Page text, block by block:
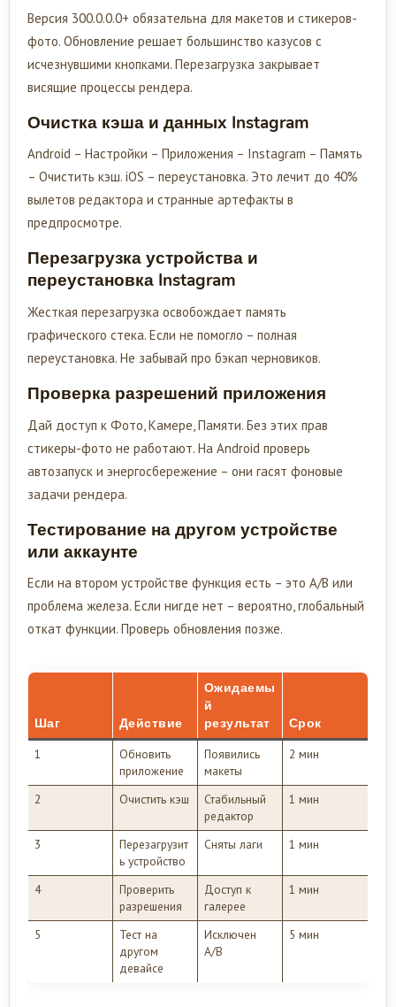
Версия 300.0.0.0+ обязательна для макетов и стикеров-
фото. Обновление решает большинство казусов с
исчезнувшими кнопками. Перезагрузка закрывает
висящие процессы рендера.
Очистка кэша и данных Instagram
Android – Настройки – Приложения – Instagram – Память
– Очистить кэш. iOS – переустановка. Это лечит до 40%
вылетов редактора и странные артефакты в
предпросмотре.
Перезагрузка устройства и
переустановка Instagram
Жесткая перезагрузка освобождает память
графического стека. Если не помогло – полная
переустановка. Не забывай про бэкап черновиков.
Проверка разрешений приложения
Дай доступ к Фото, Камере, Памяти. Без этих прав
стикеры-фото не работают. На Android проверь
автозапуск и энергосбережение – они гасят фоновые
задачи рендера.
Тестирование на другом устройстве
или аккаунте
Если на втором устройстве функция есть – это A/B или
проблема железа. Если нигде нет – вероятно, глобальный
откат функции. Проверь обновления позже.
Шаг Действие
Ожидаемы
й
результат
Срок
1
Обновить
приложение
Появились
макеты
2 мин
2 Очистить кэш
Стабильный
редактор
1 мин
3
Перезагрузит
ь устройство
Сняты лаги 1 мин
4
Проверить
разрешения
Доступ к
галерее
1 мин
5
Тест на
другом
девайсе
Исключен
A/B
5 мин